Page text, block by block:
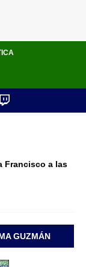
Francisco a las
GUZMÁN